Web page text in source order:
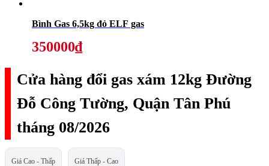
Bình Gas 6,5kg đỏ ELF gas
350000₫
Cửa hàng đổi gas xám 12kg Đường
Đỗ Công Tường, Quận Tân Phú
tháng 08/2026
Giá Cao - Thấp Giá Thấp - Cao